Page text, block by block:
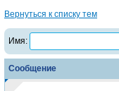
Вернуться к списку тем
Имя:
Сообщение